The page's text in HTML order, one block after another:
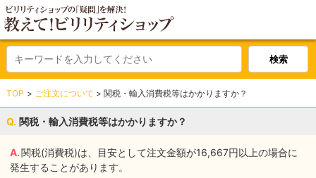
TOP ご注文について 関税・輸入消費税等はかかりますか？
関税・輸入消費税等はかかりますか？
関税(消費税)は、目安として注文金額が16,667円以上の場合に
発生することがあります。